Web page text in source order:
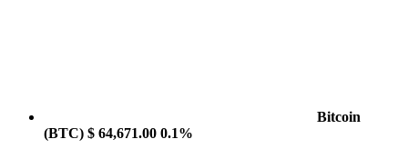
Bitcoin
(BTC) $ 64,671.00 0.1%